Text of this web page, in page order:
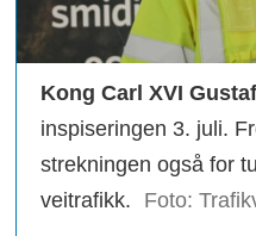
Kong Carl XVI Gustaf
inspiseringen 3. juli.
strekningen også for
veitrafikk.
Foto: